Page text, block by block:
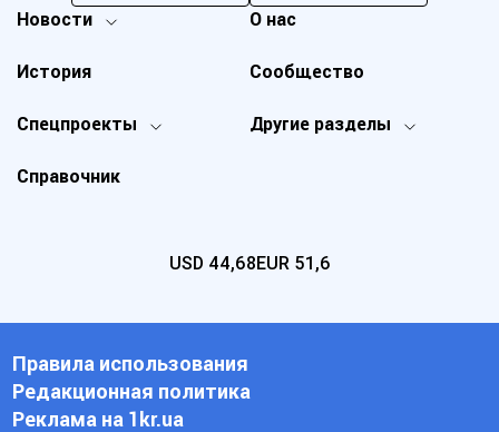
Новости
Спецпроекты Другие разделы
История
О нас
Справочник
Сообщество
USD 44,68EUR 51,6
Правила использования
Редакционная политика
Реклама на 1kr.ua